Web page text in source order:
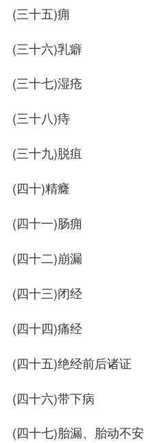
(三十五)痈
(三十六)乳癖
(三十七)湿疮
(三十八)痔
(三十九)脱疽
(四十)精癃
(四十一)肠痈
(四十二)崩漏
(四十三)闭经
(四十四)痛经
(四十五)绝经前后诸证
(四十六)带下病
(四十七)胎漏、胎动不安